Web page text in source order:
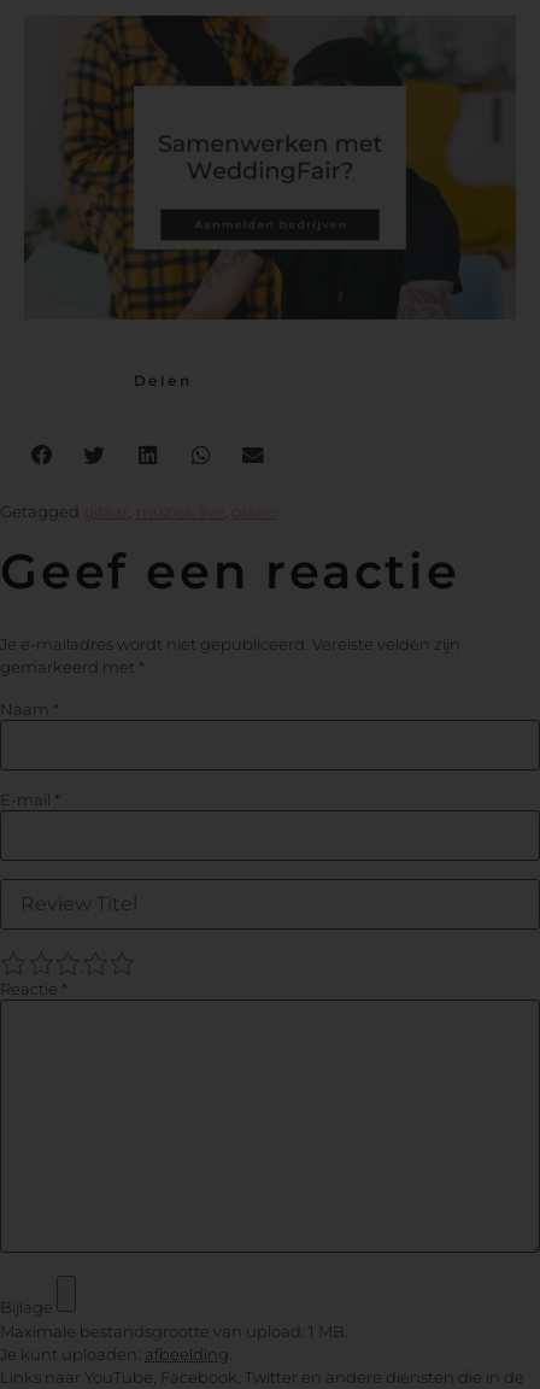
Delen
Getagged gitaar , muziek live ,
Geef een reactie
Je e-mailadres wordt niet gepubliceerd. Vereiste velden zijn
gemarkeerd met *
Naam *
E-mail *
5
4
3
2
Reactie *
Bijlage
Maximale bestandsgrootte van upload: 1 MB.
Je kunt uploaden: afbeelding.
Links naar YouTube, Facebook, Twitter en andere diensten die in de